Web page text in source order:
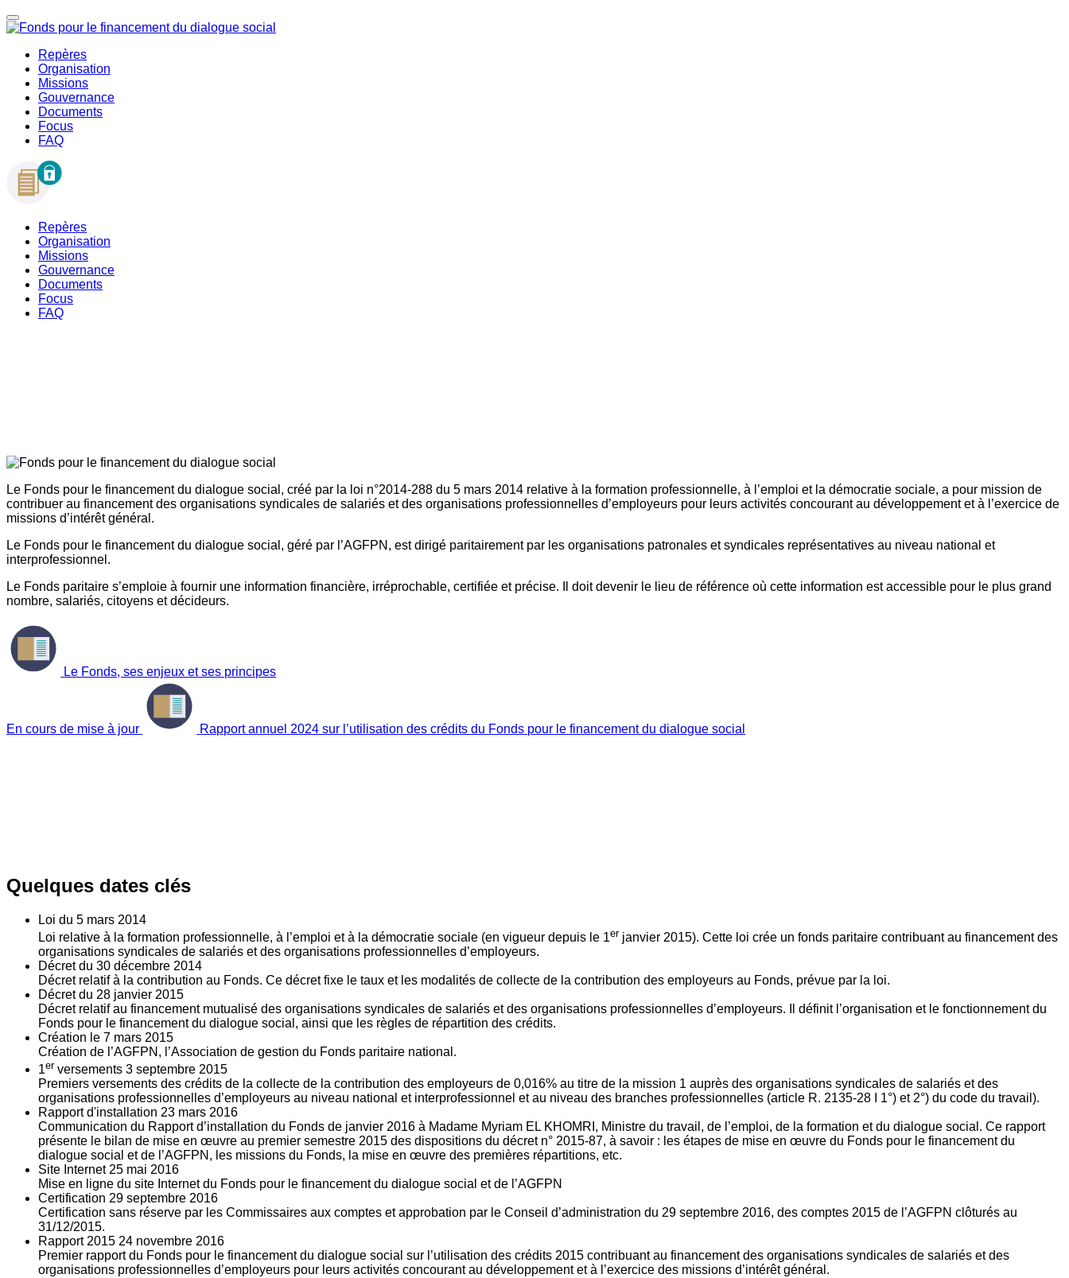
Repères
Organisation
Missions
Gouvernance
Documents
Focus
FAQ
Repères
Organisation
Missions
Gouvernance
Documents
Focus
FAQ
Le Fonds pour le financement du dialogue social, créé par la loi n°2014-288 du 5 mars 2014 relative à la formation professionnelle, à l’emploi et la démocratie sociale, a pour mission de
contribuer au financement des organisations syndicales de salariés et des organisations professionnelles d’employeurs pour leurs activités concourant au développement et à l’exercice de
missions d’intérêt général.
Le Fonds pour le financement du dialogue social, géré par l’AGFPN, est dirigé paritairement par les organisations patronales et syndicales représentatives au niveau national et
interprofessionnel.
Le Fonds paritaire s’emploie à fournir une information financière, irréprochable, certifiée et précise. Il doit devenir le lieu de référence où cette information est accessible pour le plus grand
nombre, salariés, citoyens et décideurs.
Le Fonds, ses enjeux et ses principes
En cours de mise à jour Rapport annuel 2024 sur l’utilisation des crédits du Fonds pour le financement du dialogue social
Quelques dates clés
Loi du 5 mars 2014
Loi relative à la formation professionnelle, à l’emploi et à la démocratie sociale (en vigueur depuis le 1er janvier 2015). Cette loi crée un fonds paritaire contribuant au financement des
organisations syndicales de salariés et des organisations professionnelles d’employeurs.
Décret du 30 décembre 2014
Décret relatif à la contribution au Fonds. Ce décret fixe le taux et les modalités de collecte de la contribution des employeurs au Fonds, prévue par la loi.
Décret du 28 janvier 2015
Décret relatif au financement mutualisé des organisations syndicales de salariés et des organisations professionnelles d’employeurs. Il définit l’organisation et le fonctionnement du
Fonds pour le financement du dialogue social, ainsi que les règles de répartition des crédits.
Création le 7 mars 2015
Création de l’AGFPN, l’Association de gestion du Fonds paritaire national.
1er versements 3 septembre 2015
Premiers versements des crédits de la collecte de la contribution des employeurs de 0,016% au titre de la mission 1 auprès des organisations syndicales de salariés et des
organisations professionnelles d’employeurs au niveau national et interprofessionnel et au niveau des branches professionnelles (article R. 2135‐28 I 1°) et 2°) du code du travail).
Rapport d'installation 23 mars 2016
Communication du Rapport d’installation du Fonds de janvier 2016 à Madame Myriam EL KHOMRI, Ministre du travail, de l’emploi, de la formation et du dialogue social. Ce rapport
présente le bilan de mise en œuvre au premier semestre 2015 des dispositions du décret n° 2015-87, à savoir : les étapes de mise en œuvre du Fonds pour le financement du
dialogue social et de l’AGFPN, les missions du Fonds, la mise en œuvre des premières répartitions, etc.
Site Internet 25 mai 2016
Mise en ligne du site Internet du Fonds pour le financement du dialogue social et de l’AGFPN
Certification 29 septembre 2016
Certification sans réserve par les Commissaires aux comptes et approbation par le Conseil d’administration du 29 septembre 2016, des comptes 2015 de l’AGFPN clôturés au
31/12/2015.
Rapport 2015 24 novembre 2016
Premier rapport du Fonds pour le financement du dialogue social sur l’utilisation des crédits 2015 contribuant au financement des organisations syndicales de salariés et des
organisations professionnelles d’employeurs pour leurs activités concourant au développement et à l’exercice des missions d’intérêt général.